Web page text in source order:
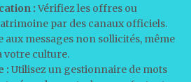
:Vérifiez les offres ou
par des canaux officiels.
aux messages non sollicités, même
votre culture.
: Utilisez un gestionnaire de mots